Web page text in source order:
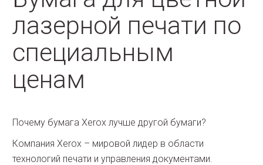
лазерной печати по
специальным
ценам
Почему бумага Xerox лучше другой бумаги?
Компания Xerox – мировой лидер в области
технологий печати и управления документами.